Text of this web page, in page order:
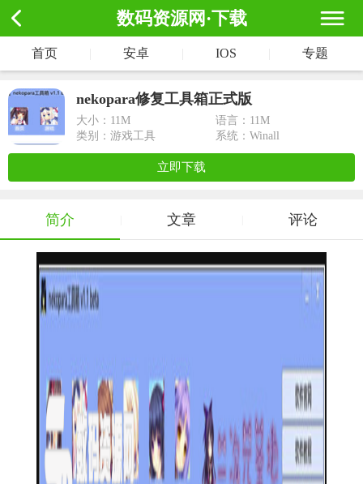
数码资源网·下载
首页 安卓 IOS 专题
nekopara修复工具箱正式版
大小： 11M
语言：11M
类别：游戏工具
系统：Winall
立即下载
简介 文章 评论